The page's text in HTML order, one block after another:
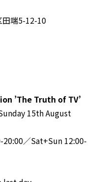
端5-12-10
’The Truth of TV’
15th August
／Sat+Sun 12:00-